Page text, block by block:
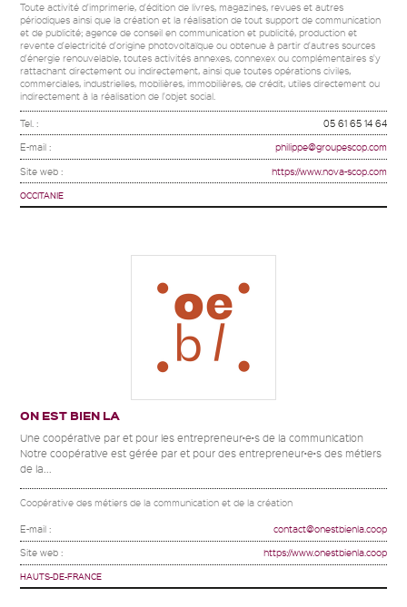
Toute activité d'imprimerie, d'édition de livres, magazines, revues et autres
périodiques ainsi que la création et la réalisation de tout support de communication
et de publicité; agence de conseil en communication et publicité, production et
revente d'electricité d'origine photovoltaïque ou obtenue à partir d'autres sources
d'énergie renouvelable, toutes activités annexes, connexex ou complémentaires s'y
rattachant directement ou indirectement, ainsi que toutes opérations civiles,
commerciales, industrielles, mobilières, immobilières, de crédit, utiles directement ou
indirectement à la réalisation de l'objet social.
Tel. : 05 61 65 14 64
E-mail : philippe@groupescop.com
Site web : https://www.nova-scop.com
OCCITANIE
ON EST BIEN LA
Une coopérative par et pour les entrepreneur•e•s de la communication
Notre coopérative est gérée par et pour des entrepreneur•e•s des métiers
de la...
Coopérative des métiers de la communication et de la création
E-mail : contact@onestbienla.coop
Site web : https://www.onestbienla.coop
HAUTS-DE-FRANCE